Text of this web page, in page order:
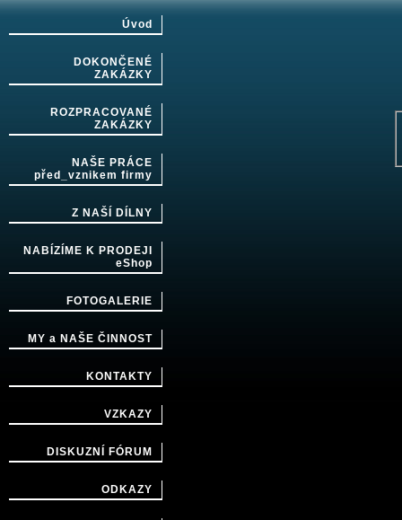
Úvod
DOKONČENÉ
ZAKÁZKY
ROZPRACOVANÉ
ZAKÁZKY
NAŠE PRÁCE
před_vznikem firmy
Z NAŠÍ DÍLNY
NABÍZÍME K PRODEJI
eShop
FOTOGALERIE
MY a NAŠE ČINNOST
KONTAKTY
VZKAZY
DISKUZNÍ FÓRUM
ODKAZY